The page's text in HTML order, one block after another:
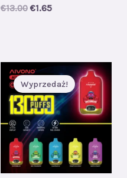
€13.00 Original
€1.65Current
Wyprzedaż!